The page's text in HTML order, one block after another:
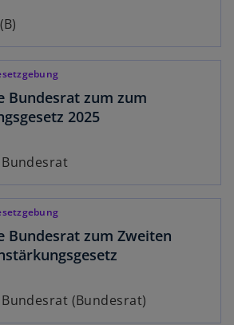
Bundesrat zum zum
2025
Bundesrat zum Zweiten
(Bundesrat)